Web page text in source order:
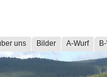
uns Bilder A-Wurf